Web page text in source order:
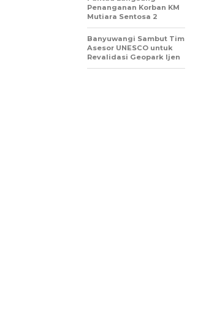
Penanganan Korban KM
Mutiara Sentosa 2
Banyuwangi Sambut Tim
Asesor UNESCO untuk
Revalidasi Geopark Ijen